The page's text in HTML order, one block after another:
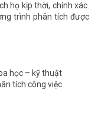
họ kịp thời, chính xác.
trình phân tích được
học – kỹ thuật
tích công việc.